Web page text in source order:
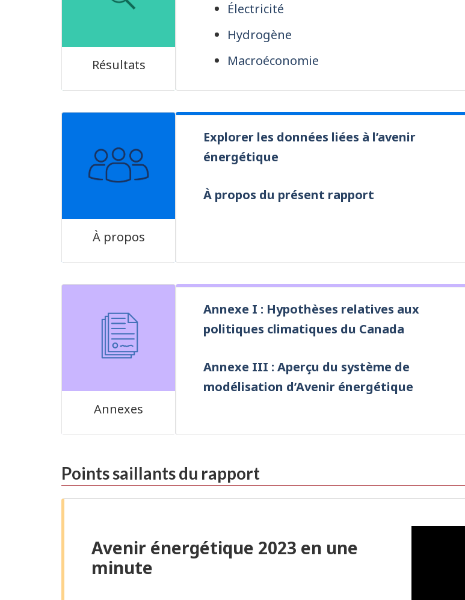
Résultats
Électricité
Hydrogène
Macroéconomie
À propos
Explorer les données liées à l’avenir
énergétique
À propos du présent rapport
Annexes
Annexe I : Hypothèses relatives aux
politiques climatiques du Canada
Annexe III : Aperçu du système de
modélisation d’Avenir énergétique
Points saillants du rapport
Avenir énergétique 2023 en une
minute